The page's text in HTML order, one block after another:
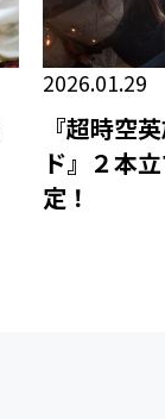
2026.01.29
『超時空
ド』２本
定！